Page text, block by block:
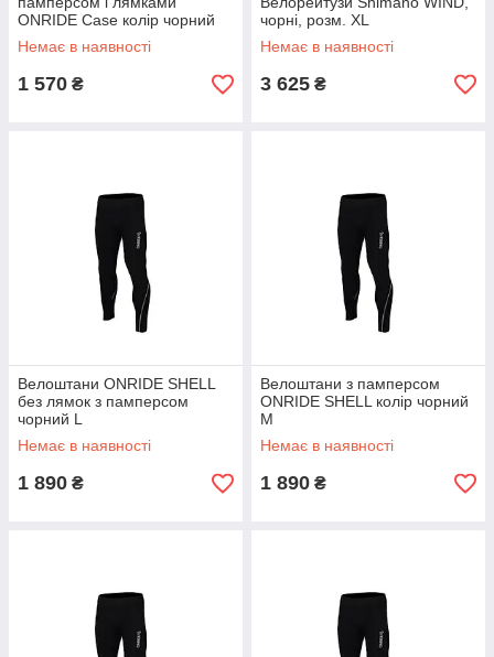
ONRIDE Case колір чорний
Немає в наявності
1 570 ₴
чорні, розм. XL
Немає в наявності
3 625 ₴
Велоштани ONRIDE SHELL
без лямок з памперсом
чорний L
Немає в наявності
1 890 ₴
Велоштани з памперсом
ONRIDE SHELL колір чорний
M
Немає в наявності
1 890 ₴